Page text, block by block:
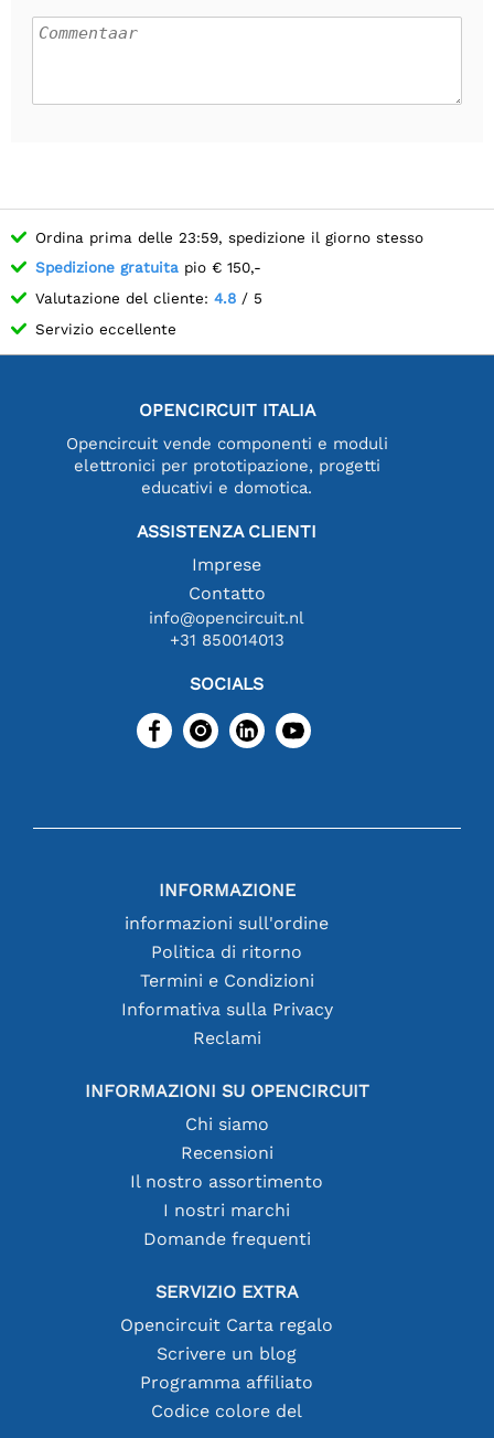
Ordina prima delle 23:59, spedizione il giorno stesso
Spedizione gratuita pio € 150,-
Valutazione del cliente: 4.8 / 5
Servizio eccellente
OPENCIRCUIT ITALIA
Opencircuit vende componenti e moduli
elettronici per prototipazione, progetti
educativi e domotica.
ASSISTENZA CLIENTI
Imprese
Contatto
info@opencircuit.nl
+31 850014013
SOCIALS
INFORMAZIONE
informazioni sull'ordine
Politica di ritorno
Termini e Condizioni
Informativa sulla Privacy
Reclami
INFORMAZIONI SU OPENCIRCUIT
Chi siamo
Recensioni
Il nostro assortimento
I nostri marchi
Domande frequenti
SERVIZIO EXTRA
Opencircuit Carta regalo
Scrivere un blog
Programma affiliato
Codice colore del